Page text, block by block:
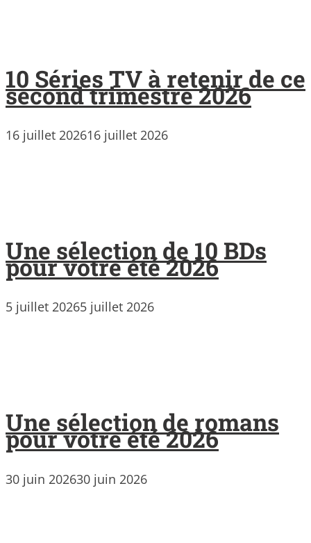
10 Séries TV à retenir de ce
second trimestre 2026
16 juillet 202616 juillet 2026
Une sélection de 10 BDs
pour votre été 2026
5 juillet 20265 juillet 2026
Une sélection de romans
pour votre été 2026
30 juin 202630 juin 2026